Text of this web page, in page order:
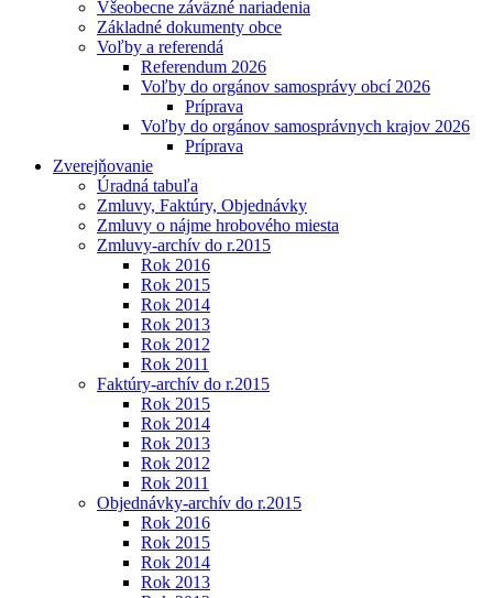
Všeobecne záväzné nariadenia
Základné dokumenty obce
Voľby a referendá
Referendum 2026
Voľby do orgánov samosprávy obcí 2026
Príprava
Voľby do orgánov samosprávnych krajov 2026
Príprava
Zverejňovanie
Úradná tabuľa
Zmluvy, Faktúry, Objednávky
Zmluvy o nájme hrobového miesta
Zmluvy-archív do r.2015
Rok 2016
Rok 2015
Rok 2014
Rok 2013
Rok 2012
Rok 2011
Faktúry-archív do r.2015
Rok 2015
Rok 2014
Rok 2013
Rok 2012
Rok 2011
Objednávky-archív do r.2015
Rok 2016
Rok 2015
Rok 2014
Rok 2013